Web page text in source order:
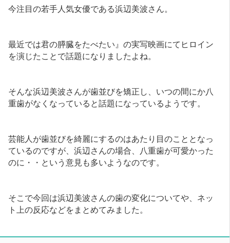
今注目の若手人気女優である浜辺美波さん。
最近では君の膵臓をたべたい』の実写映画にてヒロイン
を演じたことで話題になりましたよね。
そんな浜辺美波さんが歯並びを矯正し、いつの間にか八
重歯がなくなっていると話題になっているようです。
芸能人が歯並びを綺麗にするのはあたり目のこととなっ
ているのですが、浜辺さんの場合、八重歯が可愛かった
のに・・という意見も多いようなのです。
そこで今回は浜辺美波さんの歯の変化についてや、ネッ
ト上の反応などをまとめてみました。